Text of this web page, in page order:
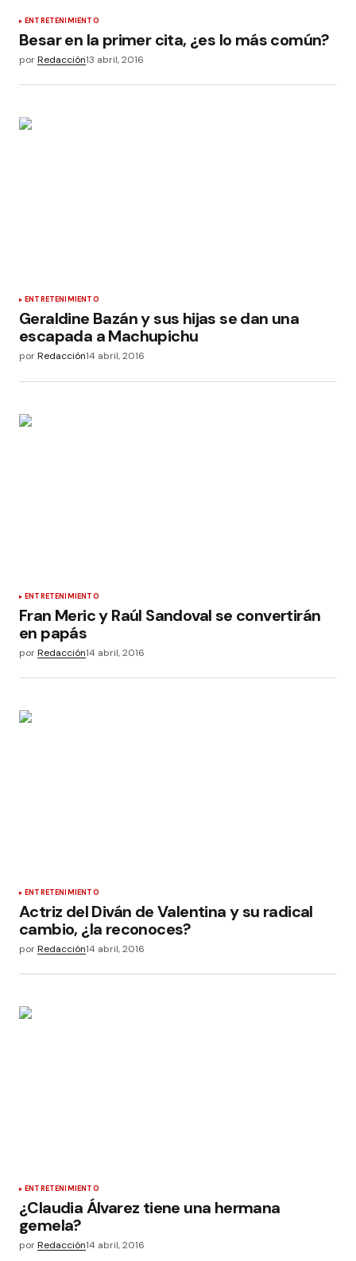
ENTRETENIMIENTO
Besar en la primer cita, ¿es lo más común?
porRedacción13 abril, 2016
ENTRETENIMIENTO
Geraldine Bazán y sus hijas se dan una
escapada a Machupichu
porRedacción14 abril, 2016
ENTRETENIMIENTO
Fran Meric y Raúl Sandoval se convertirán
en papás
porRedacción14 abril, 2016
ENTRETENIMIENTO
Actriz del Diván de Valentina y su radical
cambio, ¿la reconoces?
porRedacción14 abril, 2016
ENTRETENIMIENTO
¿Claudia Álvarez tiene una hermana
gemela?
porRedacción14 abril, 2016